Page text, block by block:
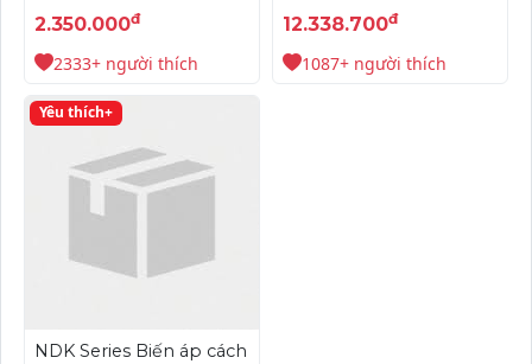
2.350.000đ
2333+ người thích
12.338.700đ
1087+ người thích
Yêu thích+
NDK Series Biến áp cách